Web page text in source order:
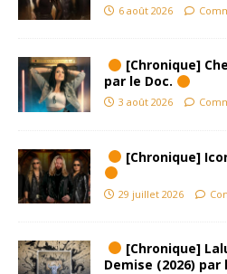
6 août 2026
[Chronique]
par le Doc.
3 août 2026
[Chronique]
29 juillet 2026
[Chronique]
Demise (2026) par